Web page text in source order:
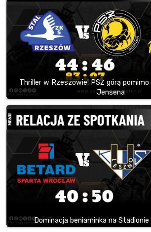
Thriller w Rzeszowie! PSŻ górą
Jensena
Dominacja beniaminka na Stadionie